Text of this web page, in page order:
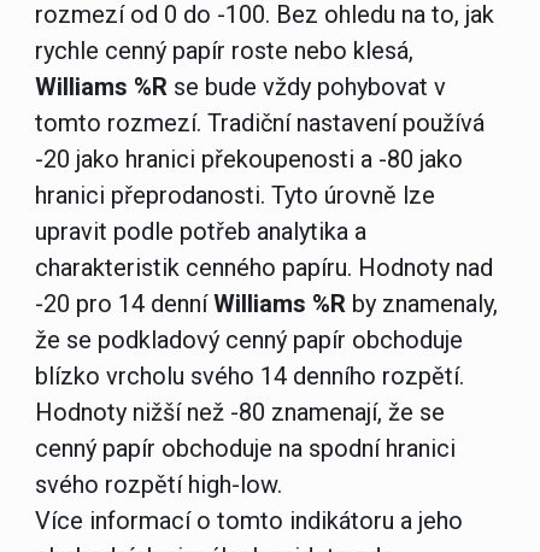
rozmezí od 0 do -100. Bez ohledu na to, jak
rychle cenný papír roste nebo klesá,
Williams %R se bude vždy pohybovat v
tomto rozmezí. Tradiční nastavení používá
-20 jako hranici překoupenosti a -80 jako
hranici přeprodanosti. Tyto úrovně lze
upravit podle potřeb analytika a
charakteristik cenného papíru. Hodnoty nad
-20 pro 14 denníWilliams %R by znamenaly,
že se podkladový cenný papír obchoduje
blízko vrcholu svého 14 denního rozpětí.
Hodnoty nižší než -80 znamenají, že se
cenný papír obchoduje na spodní hranici
svého rozpětí high-low.
Více informací o tomto indikátoru a jeho